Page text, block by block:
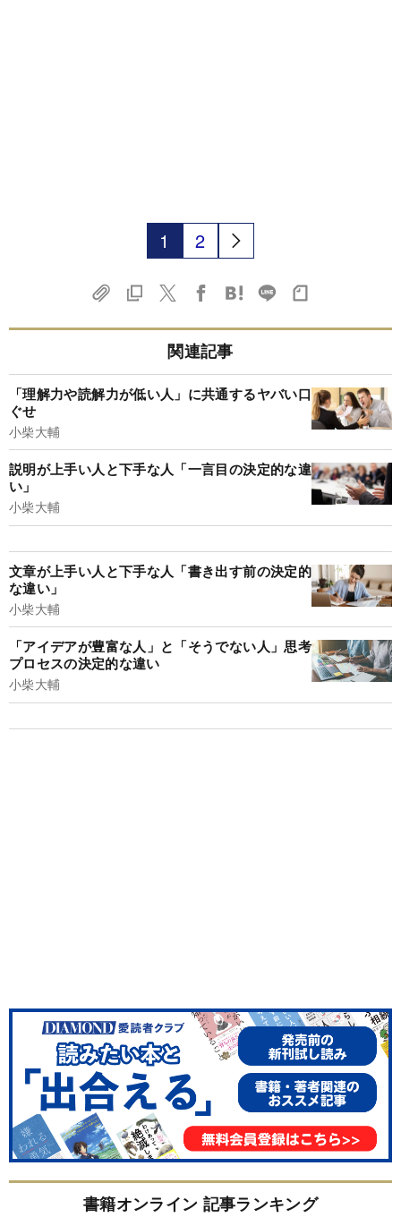
1 2
関連記事
「理解力や読解力が低い人」に共通するヤバい口
ぐせ
小柴大輔
説明が上手い人と下手な人「一言目の決定的な違
い」
小柴大輔
文章が上手い人と下手な人「書き出す前の決定的
な違い」
小柴大輔
「アイデアが豊富な人」と「そうでない人」思考
プロセスの決定的な違い
小柴大輔
書籍オンライン 記事ランキング